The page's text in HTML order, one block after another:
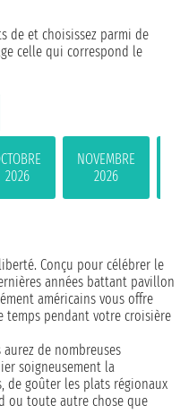
de et choisissez parmi de
celle qui correspond le
2026
NOVEMBRE
2026
Conçu pour célébrer le
années battant pavillon
américains vous offre
temps pendant votre croisière
aurez de nombreuses
soigneusement la
de goûter les plats régionaux
ou toute autre chose que